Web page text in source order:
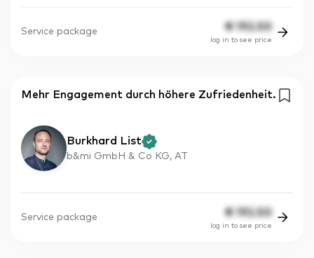
Service package € 192.50
log in to see price
Mehr Engagement durch höhere Zufriedenheit.
Burkhard List
b&mi GmbH & Co KG, AT
Service package € 192.50
log in to see price